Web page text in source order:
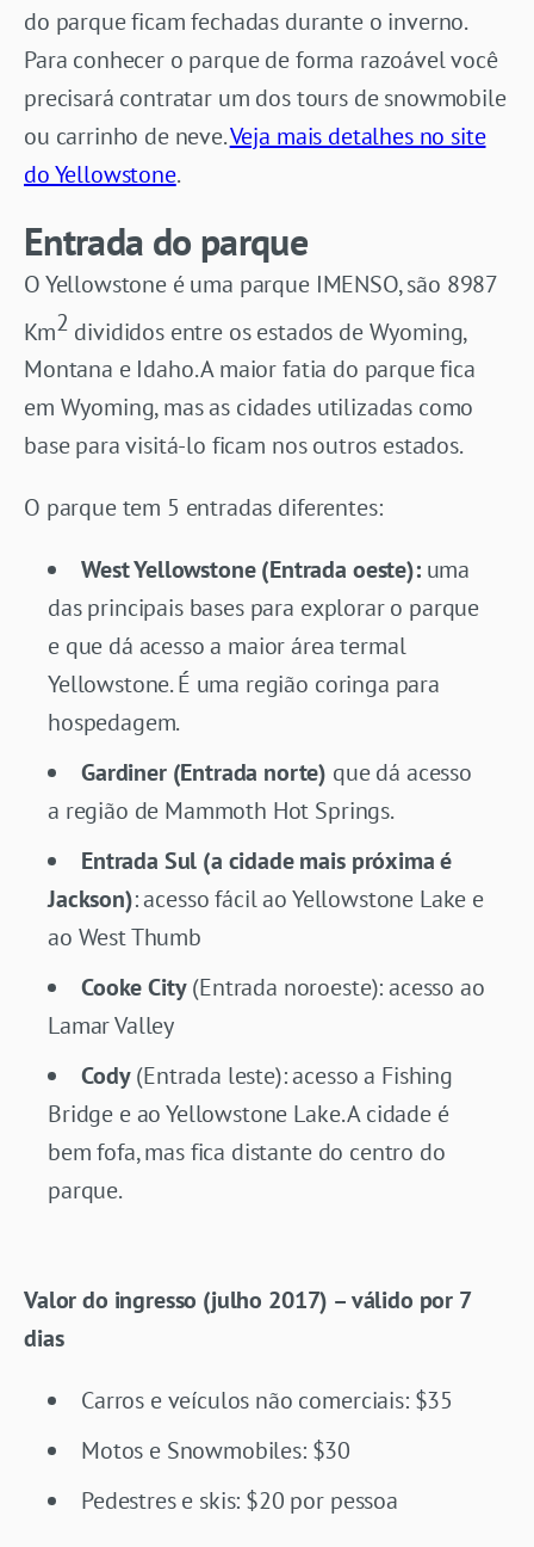
do parque ficam fechadas durante o inverno.
Para conhecer o parque de forma razoável você
precisará contratar um dos tours de snowmobile
ou carrinho de neve.Veja mais detalhes no site
do Yellowstone.
Entrada do parque
O Yellowstone é uma parque IMENSO, são 8987
Km2 divididos entre os estados de Wyoming,
Montana e Idaho. A maior fatia do parque fica
em Wyoming, mas as cidades utilizadas como
base para visitá-lo ficam nos outros estados.
O parque tem 5 entradas diferentes:
West Yellowstone (Entrada oeste):uma
das principais bases para explorar o parque
e que dá acesso a maior área termal
Yellowstone. É uma região coringa para
hospedagem.
Gardiner (Entrada norte) que dá acesso
a região de Mammoth Hot Springs.
Entrada Sul (a cidade mais próxima é
Jackson): acesso fácil ao Yellowstone Lake e
ao West Thumb
Cooke City(Entrada noroeste): acesso ao
Lamar Valley
Cody(Entrada leste): acesso a Fishing
Bridge e ao Yellowstone Lake. A cidade é
bem fofa, mas fica distante do centro do
parque.
Valor do ingresso (julho 2017) – válido por 7
dias
Carros e veículos não comerciais: $35
Motos e Snowmobiles: $30
Pedestres e skis: $20 por pessoa